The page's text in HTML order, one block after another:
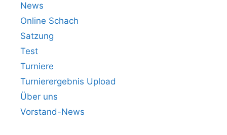
News
Online Schach
Satzung
Test
Turniere
Turnierergebnis Upload
Über uns
Vorstand-News